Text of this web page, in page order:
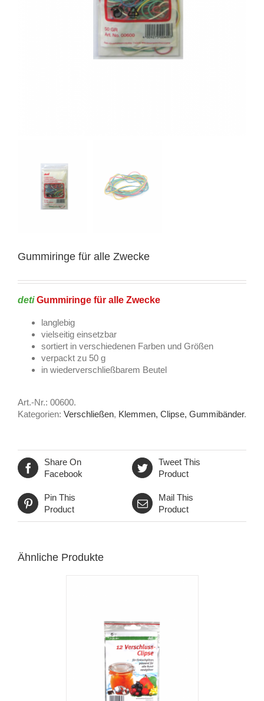
Gummiringe für alle Zwecke
detiGummiringe für alle Zwecke
langlebig
vielseitig einsetzbar
sortiert in verschiedenen Farben und Größen
verpackt zu 50 g
in wiederverschließbarem Beutel
Art.-Nr.: 00600.
Kategorien: Verschließen, Klemmen, Clipse, Gummibänder.
Share On
Facebook
Tweet This
Product
Pin This
Product
Mail This
Product
Ähnliche Produkte